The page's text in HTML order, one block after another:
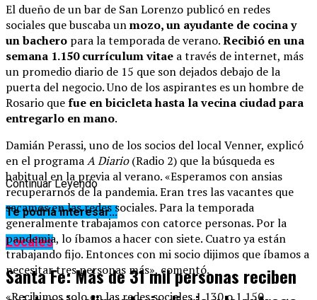
El dueño de un bar de San Lorenzo publicó en redes
sociales que buscaba unmozo, un ayudante de cocina y
un bachero para la temporada de verano.Recibió en una
semana 1.150 currículum vitae a través de internet, más
un promedio diario de 15 que son dejados debajo de la
puerta del negocio. Uno de los aspirantes es un hombre de
Rosario quefue en bicicleta hasta la vecina ciudad para
entregarlo en mano.
Damián Perassi, uno de los socios del local Venner, explicó
en el programaA Diario(Radio 2) que la búsqueda es
habitual en la previa al verano. «Esperamos con ansias
recuperarnos de la pandemia. Eran tres las vacantes que
sacamos en las redes sociales. Para la temporada
generalmente trabajamos con catorce personas. Por la
pandemia, lo íbamos a hacer con siete. Cuatro ya están
trabajando fijo. Entonces con mi socio dijimos que íbamos a
necesitar tres personas más», comentó.
«Recibimos solo en las redes sociales 1.130 o 1.150
Continuar Leyendo
Te podría interesar...
Locales
Santa Fe: Más de 31 mil personas reciben